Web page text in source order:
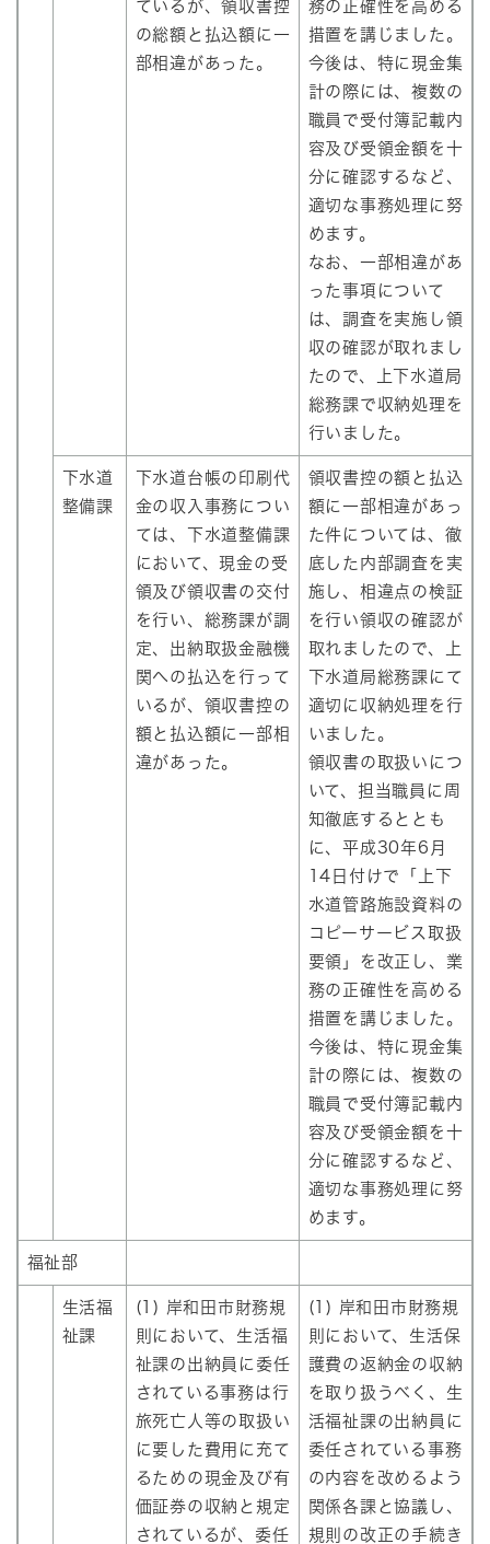
ているが、領収書控
の総額と払込額に一
部相違があった。
務の正確性を高める
措置を講じました。
今後は、特に現金集
計の際には、複数の
職員で受付簿記載内
容及び受領金額を十
分に確認するなど、
適切な事務処理に努
めます。
なお、一部相違があ
った事項について
は、調査を実施し領
収の確認が取れまし
たので、上下水道局
総務課で収納処理を
行いました。
下水道
整備課
下水道台帳の印刷代
金の収入事務につい
ては、下水道整備課
において、現金の受
領及び領収書の交付
を行い、総務課が調
定、出納取扱金融機
関への払込を行って
いるが、領収書控の
額と払込額に一部相
違があった。
領収書控の額と払込
額に一部相違があっ
た件については、徹
底した内部調査を実
施し、相違点の検証
を行い領収の確認が
取れましたので、上
下水道局総務課にて
適切に収納処理を行
いました。
領収書の取扱いにつ
いて、担当職員に周
知徹底するととも
に、平成30年6月
14日付けで「上下
水道管路施設資料の
コピーサービス取扱
要領」を改正し、業
務の正確性を高める
措置を講じました。
今後は、特に現金集
計の際には、複数の
職員で受付簿記載内
容及び受領金額を十
分に確認するなど、
適切な事務処理に努
めます。
福祉部
生活福
祉課
(1) 岸和田市財務規
則において、生活福
祉課の出納員に委任
されている事務は行
旅死亡人等の取扱い
に要した費用に充て
るための現金及び有
価証券の収納と規定
されているが、委任
(1) 岸和田市財務規
則において、生活保
護費の返納金の収納
を取り扱うべく、生
活福祉課の出納員に
委任されている事務
の内容を改めるよう
関係各課と協議し、
規則の改正の手続き